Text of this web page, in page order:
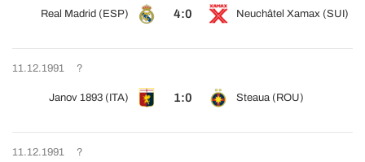
Real Madrid (ESP) 4:0 Neuchâtel Xamax (SUI)
11.12.1991 ?
Janov 1893 (ITA) 1:0 Steaua (ROU)
11.12.1991 ?